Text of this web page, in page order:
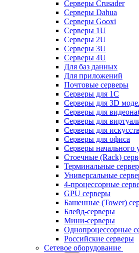
Серверы Crusader
Серверы Dahua
Серверы Gooxi
Серверы 1U
Серверы 2U
Серверы 3U
Серверы 4U
Для баз данных
Для приложений
Почтовые серверы
Серверы для 1С
Серверы для 3D
Серверы для
Серверы для
Серверы для
Серверы для офиса
Серверы начального
Стоечные (Rack)
Терминальные
Универсальные
4-процессорные
GPU серверы
Башенные (Tower)
Блейд-серверы
Мини-серверы
Однопроцессорные
Российские серверы
Сетевое оборудование